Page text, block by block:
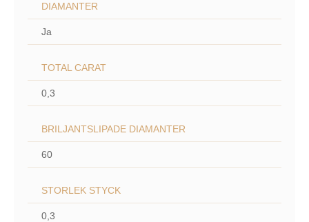
DIAMANTER
Ja
TOTAL CARAT
0,3
BRILJANTSLIPADE DIAMANTER
60
STORLEK STYCK
0,3